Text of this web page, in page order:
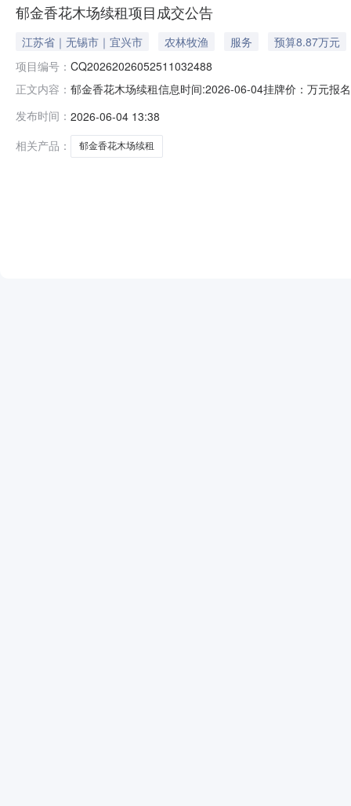
郁金香花木场续租项目成交公告
江苏省｜无锡市｜宜兴市 农林牧渔 服务
预算8.87万元
项目编号： CQ20262026052511032488
正文内容： 郁金香花木场续租信息时间:2026-06-04挂牌价：万元报
发布时间： 2026-06-04 13:38
相关产品：
郁金香花木场续租